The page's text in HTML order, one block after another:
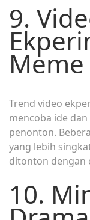
9.
Meme
Trend video
mencoba ide
penonton.
yang lebih
ditonton dengan
10.